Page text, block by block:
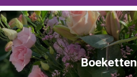
Boeketten